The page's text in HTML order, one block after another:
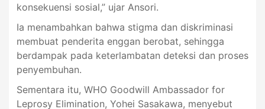
konsekuensi sosial,” ujar Ansori.
Ia menambahkan bahwa stigma dan diskriminasi
membuat penderita enggan berobat, sehingga
berdampak pada keterlambatan deteksi dan proses
penyembuhan.
Sementara itu, WHO Goodwill Ambassador for
Leprosy Elimination, Yohei Sasakawa, menyebut